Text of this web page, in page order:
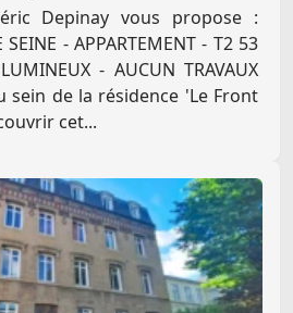
Depinay vous propose :
- APPARTEMENT - T2 53
- AUCUN TRAVAUX
sein de la résidence 'Le Front
cet...